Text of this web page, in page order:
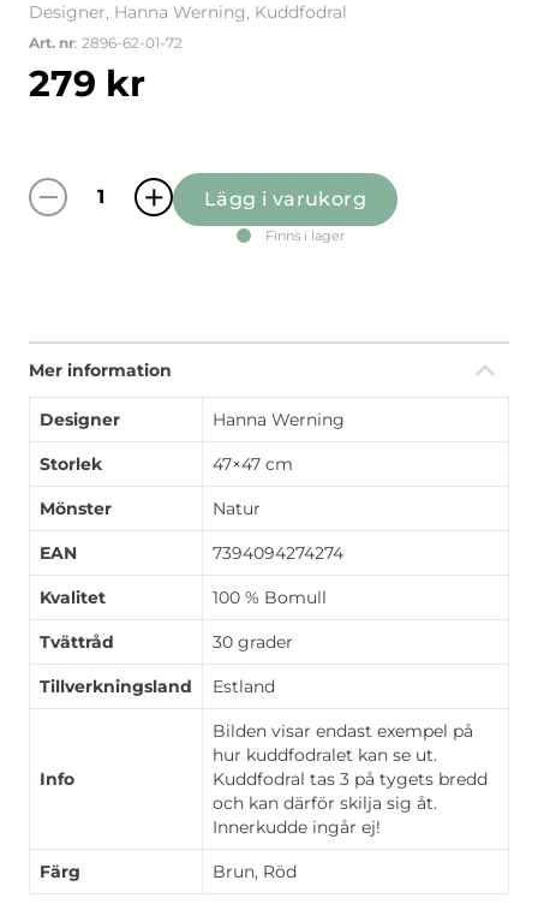
Designer, Hanna Werning, Kuddfodral
Art. nr: 2896-62-01-72
279 kr
Lyckeflykt röd/brun kuddfodral mängd
Lägg i varukorg
Finns i lager
Mer information
Designer Hanna Werning
Storlek 47×47 cm
Mönster Natur
EAN 7394094274274
Kvalitet 100 % Bomull
Tvättråd 30 grader
Tillverkningsland Estland
Info
Bilden visar endast exempel på
hur kuddfodralet kan se ut.
Kuddfodral tas 3 på tygets bredd
och kan därför skilja sig åt.
Innerkudde ingår ej!
Färg Brun, Röd